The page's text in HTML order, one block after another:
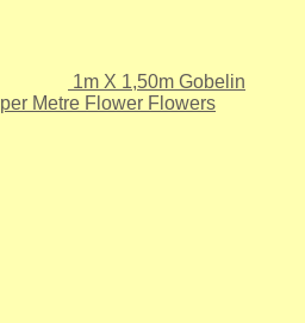
1m X 1,50m Gobelin
Metre Flower Flowers